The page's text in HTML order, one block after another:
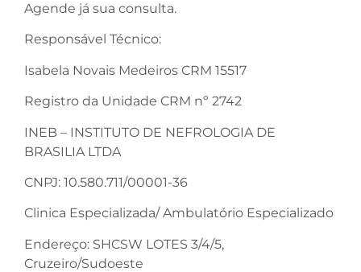
Agende já sua consulta.
Responsável Técnico:
Isabela Novais Medeiros CRM 15517
Registro da Unidade CRM nº 2742
INEB – INSTITUTO DE NEFROLOGIA DE
BRASILIA LTDA
CNPJ: 10.580.711/00001-36
Clinica Especializada/ Ambulatório Especializado
Endereço: SHCSW LOTES 3/4/5,
Cruzeiro/Sudoeste